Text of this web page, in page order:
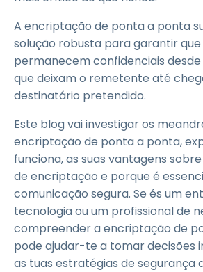
A encriptação de ponta a ponta
solução robusta para garantir que
permanecem confidenciais
que deixam o remetente até
destinatário pretendido.
Este blog vai investigar os
encriptação de ponta a ponta,
funciona, as suas vantagens
de encriptação e porque é
comunicação segura. Se és um
tecnologia ou um profissional de
compreender a encriptação de
pode ajudar-te a tomar decisões
as tuas estratégias de segurança